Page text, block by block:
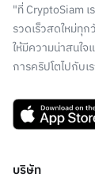
"ที่ CryptoSiam
รวดเร็วสดใหม่ทุก
ให้มีความน่าสนใจ
การคริปโตไปกับเ
บริษัท